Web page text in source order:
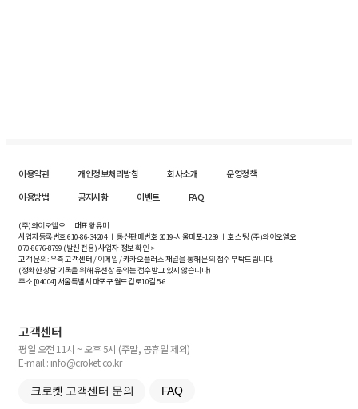
이용약관 개인정보처리방침 회사소개
운영정책
이용방법
공지사항 이벤트 FAQ
(주)와이오엘오 ㅣ 대표 황유미
사업자등록번호610-86-34204ㅣ 통신판매번호 2019-서울마포-1239 ㅣ 호스팅 (주)와이오엘오
070-8676-8799 (발신 전용)사업자 정보 확인 >
고객 문의: 우측 고객센터 / 이메일 / 카카오플러스 채널을 통해 문의 접수 부탁드립니다.
(정확한 상담 기록을 위해 유선상 문의는 접수받고 있지 않습니다)
주소 [04004] 서울특별시 마포구 월드컵로10길5-6
고객센터
평일 오전 11시 ~ 오후 5시 (주말, 공휴일 제외)
E-mail : info@croket.co.kr
크로켓 고객센터 문의 FAQ